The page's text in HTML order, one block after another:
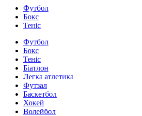
Футбол
Бокс
Теніс
Футбол
Бокс
Теніс
Біатлон
Легка атлетика
Футзал
Баскетбол
Хокей
Волейбол